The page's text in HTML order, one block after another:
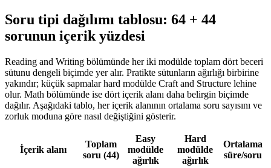
Soru tipi dağılımı tablosu: 64 + 44
sorunun içerik yüzdesi
Reading and Writing bölümünde her iki modülde toplam dört beceri
sütunu dengeli biçimde yer alır. Pratikte sütunların ağırlığı birbirine
yakındır; küçük sapmalar hard modülde Craft and Structure lehine
olur. Math bölümünde ise dört içerik alanı daha belirgin biçimde
dağılır. Aşağıdaki tablo, her içerik alanının ortalama soru sayısını ve
zorluk moduna göre nasıl değiştiğini gösterir.
İçerik alanı
Toplam
soru (44)
Easy
modülde
ağırlık
Hard
modülde
ağırlık
Ortalama
süre/soru